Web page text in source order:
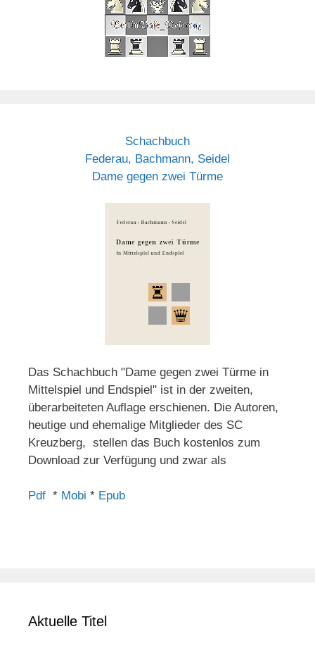
Schachbuch
Federau, Bachmann, Seidel
Dame gegen zwei Türme
Das Schachbuch "Dame gegen zwei Türme in
Mittelspiel und Endspiel" ist in der zweiten,
überarbeiteten Auflage erschienen. Die Autoren,
heutige und ehemalige Mitglieder des SC
Kreuzberg, stellen das Buch kostenlos zum
Download zur Verfügung und zwar als
Pdf * Mobi * Epub
Aktuelle Titel